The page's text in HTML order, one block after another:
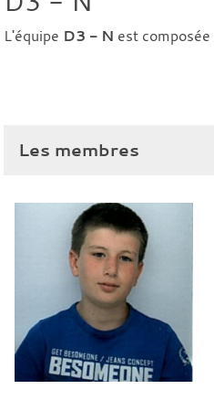
L'équipe D3 - N est
Les membres